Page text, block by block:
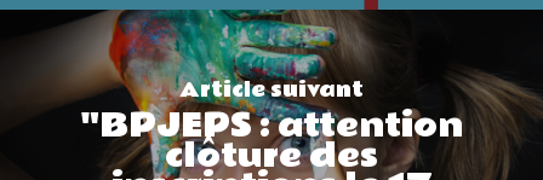
Article suivant
"BPJEPS : attention
clôture des